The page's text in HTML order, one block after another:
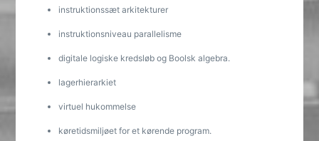
instruktionssæt arkitekturer
instruktionsniveau parallelisme
digitale logiske kredsløb og Boolsk algebra.
lagerhierarkiet
virtuel hukommelse
køretidsmiljøet for et kørende program.